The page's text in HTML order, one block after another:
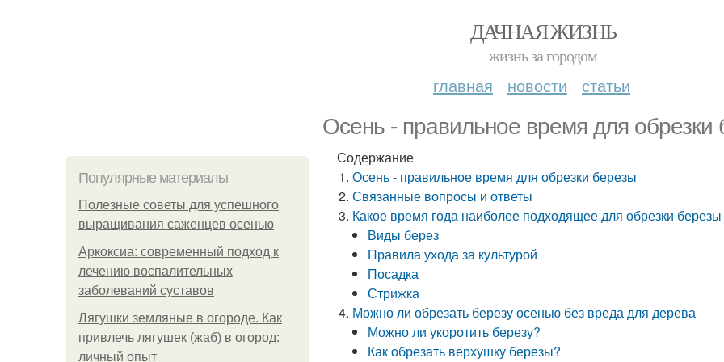
ДАЧНАЯ ЖИЗНЬ
жизнь за городом
главная новости статьи
Осень - правильное время для обрезки
Популярные материалы
Полезные советы для успешного
выращивания саженцев осенью
Аркоксиа: современный подход к
лечению воспалительных
заболеваний суставов
Лягушки земляные в огороде. Как
привлечь лягушек (жаб) в огород:
личный опыт
Содержание
Осень - правильное время для обрезки березы
Связанные вопросы и ответы
Какое время года наиболее подходящее для обрезки березы
Виды берез
Правила ухода за культурой
Посадка
Стрижка
Можно ли обрезать березу осенью без вреда для дерева
Можно ли укоротить березу?
Как обрезать верхушку березы?